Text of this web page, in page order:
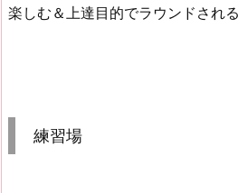
楽しむ＆上達目的でラウンドされ
練習場